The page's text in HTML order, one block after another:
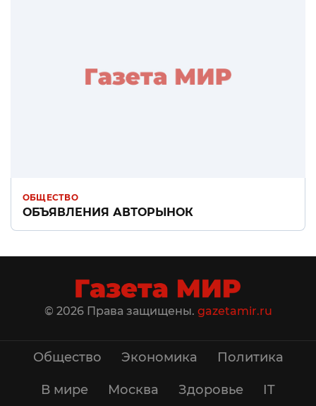
ОБЩЕСТВО
ОБЪЯВЛЕНИЯ АВТОРЫНОК
© 2026 Права защищены. gazetamir.ru
Общество Экономика Политика
В мире Москва Здоровье IT